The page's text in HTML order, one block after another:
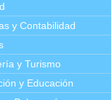
y Contabilidad
y Turismo
y Educación